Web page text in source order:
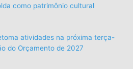
como patrimônio cultural
atividades na próxima terça-
do Orçamento de 2027